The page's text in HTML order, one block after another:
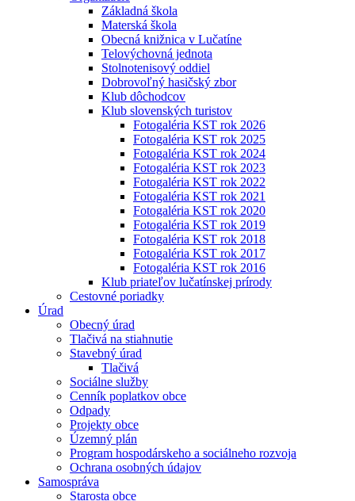
Základná škola
Materská škola
Obecná knižnica v Lučatíne
Telovýchovná jednota
Stolnotenisový oddiel
Dobrovoľný hasičský zbor
Klub dôchodcov
Klub slovenských turistov
Fotogaléria KST rok 2026
Fotogaléria KST rok 2025
Fotogaléria KST rok 2024
Fotogaléria KST rok 2023
Fotogaléria KST rok 2022
Fotogaléria KST rok 2021
Fotogaléria KST rok 2020
Fotogaléria KST rok 2019
Fotogaléria KST rok 2018
Fotogaléria KST rok 2017
Fotogaléria KST rok 2016
Klub priateľov lučatínskej prírody
Cestovné poriadky
Úrad
Obecný úrad
Tlačivá na stiahnutie
Stavebný úrad
Tlačivá
Sociálne služby
Cenník poplatkov obce
Odpady
Projekty obce
Územný plán
Program hospodárskeho a sociálneho rozvoja
Ochrana osobných údajov
Samospráva
Starosta obce